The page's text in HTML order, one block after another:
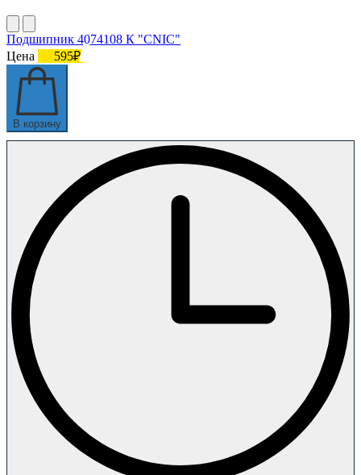
Подшипник 4074108 К "СNIC"
Цена
595₽
В корзину